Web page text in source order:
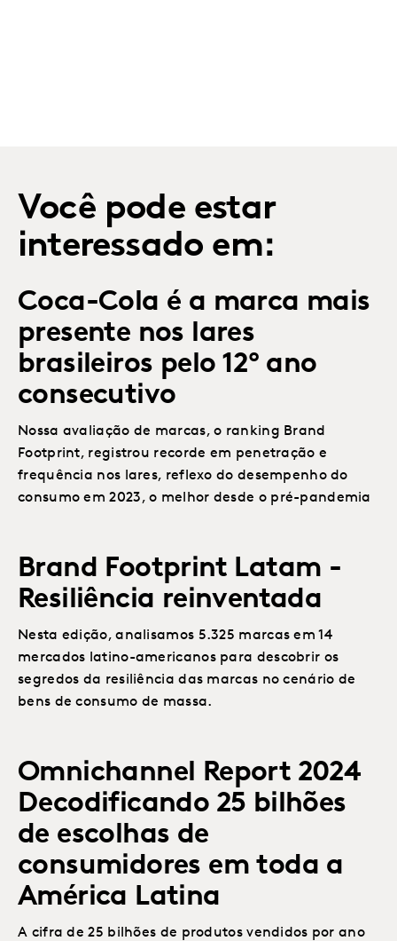
Você pode estar
interessado em:
Coca-Cola é a marca mais
presente nos lares
brasileiros pelo 12º ano
consecutivo
Nossa avaliação de marcas, o ranking Brand
Footprint, registrou recorde em penetração e
frequência nos lares, reflexo do desempenho do
consumo em 2023, o melhor desde o pré-pandemia
Brand Footprint Latam -
Resiliência reinventada
Nesta edição, analisamos 5.325 marcas em 14
mercados latino-americanos para descobrir os
segredos da resiliência das marcas no cenário de
bens de consumo de massa.
Omnichannel Report 2024
Decodificando 25 bilhões
de escolhas de
consumidores em toda a
América Latina
A cifra de 25 bilhões de produtos vendidos por ano